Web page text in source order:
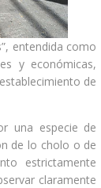
entendida como
y económicas,
de
una especie de
de lo cholo o de
estrictamente
claramente